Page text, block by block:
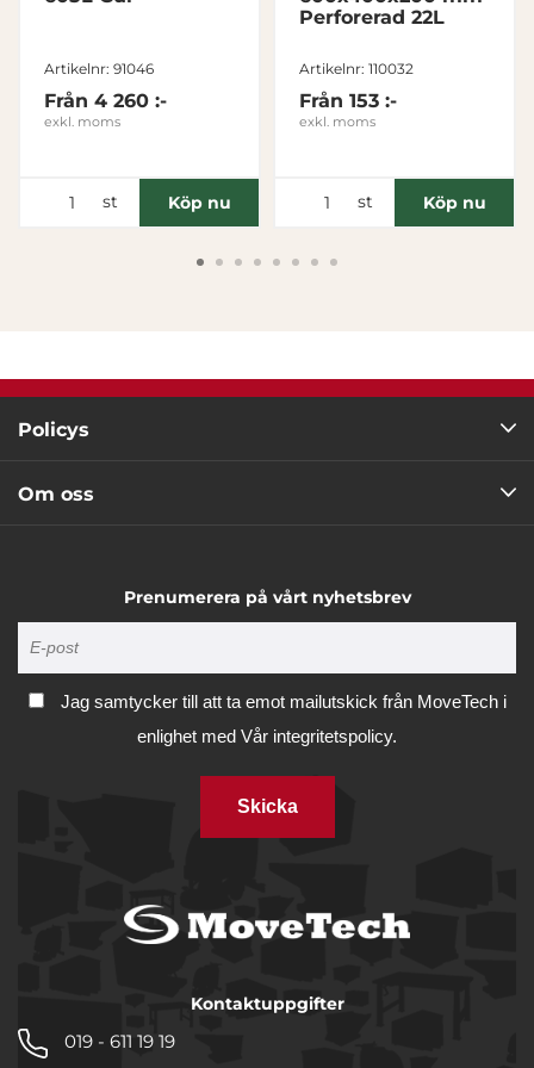
Tillåt urval
Avvisa
Artikelnr: 91046
Från 4 260 :-
exkl. moms
st Köp nu
Perforerad 22L
Artikelnr: 110032
Från 153 :-
exkl. moms
st Köp nu
Policys
Om oss
Prenumerera på vårt nyhetsbrev
Jag samtycker till att ta emot mailutskick från MoveTech i
enlighet med Vår integritetspolicy.
Skicka
Kontaktuppgifter
019 - 611 19 19